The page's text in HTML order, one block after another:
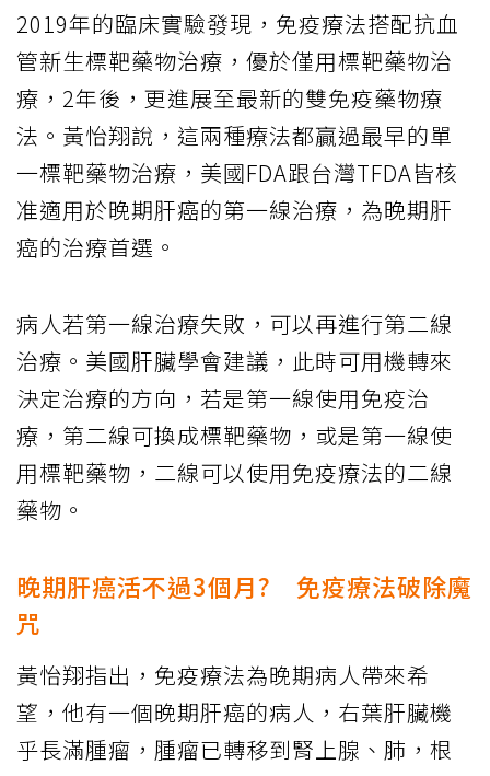
2019年的臨床實驗發現，免疫療法搭配抗血
管新生標靶藥物治療，優於僅用標靶藥物治
療，2年後，更進展至最新的雙免疫藥物療
法。黃怡翔說，這兩種療法都贏過最早的單
一標靶藥物治療，美國FDA跟台灣TFDA皆核
准適用於晚期肝癌的第一線治療，為晚期肝
癌的治療首選。
病人若第一線治療失敗，可以再進行第二線
治療。美國肝臟學會建議，此時可用機轉來
決定治療的方向，若是第一線使用免疫治
療，第二線可換成標靶藥物，或是第一線使
用標靶藥物，二線可以使用免疫療法的二線
藥物。
晚期肝癌活不過3個月? 免疫療法破除魔
咒
黃怡翔指出，免疫療法為晚期病人帶來希
望，他有一個晚期肝癌的病人，右葉肝臟機
乎長滿腫瘤，腫瘤已轉移到腎上腺、肺，根